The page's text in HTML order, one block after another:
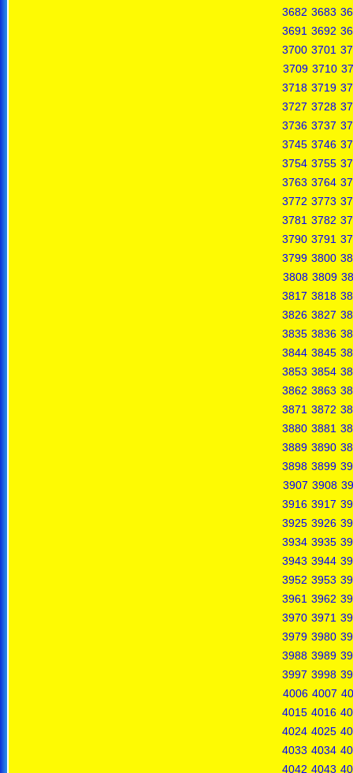
3682 3683
3691 3692
3700 3701
3709 3710
3718 3719
3727 3728
3736 3737
3745 3746
3754 3755
3763 3764
3772 3773
3781 3782
3790 3791
3799 3800
3808 3809
3817 3818
3826 3827
3835 3836
3844 3845
3853 3854
3862 3863
3871 3872
3880 3881
3889 3890
3898 3899
3907 3908
3916 3917
3925 3926
3934 3935
3943 3944
3952 3953
3961 3962
3970 3971
3979 3980
3988 3989
3997 3998
4006 4007
4015 4016
4024 4025
4033 4034
4042 4043